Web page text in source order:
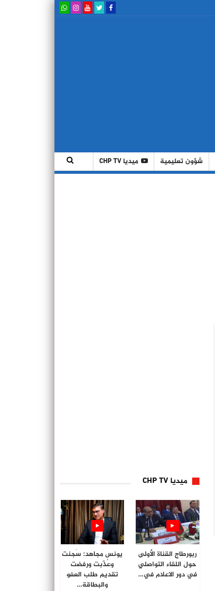
شؤون تعليمية ميديا CHP TV
ميديا CHP TV
ربورطاج القناة الأولى
حول اللقاء التواصلي
في دور الاعلام في…
يونس مجاهد: سُجنت
وعُذّبت ورفضت
تقديم طلب العفو
والبطاقة…